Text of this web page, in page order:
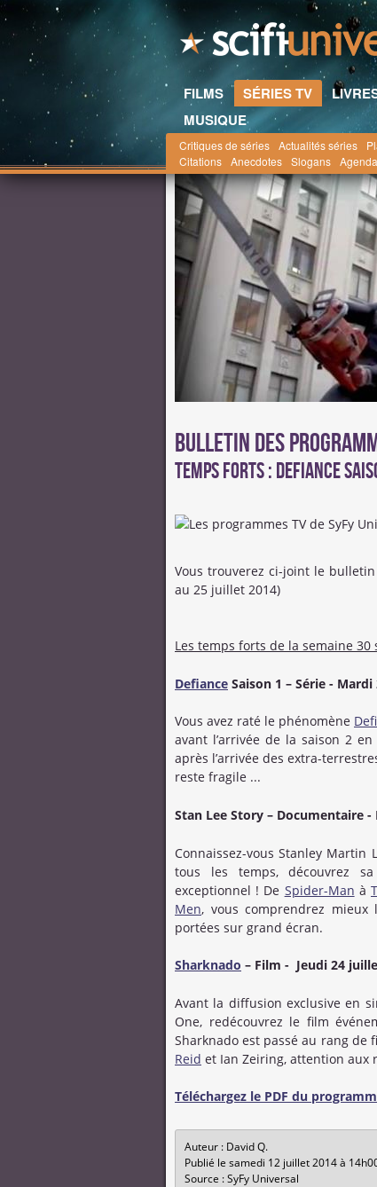
FILMS SÉRIES TV
MUSIQUE
Critiques de séries Actualités séries
Citations Anecdotes Slogans Agenda
Scifi-Universe.com Séries TV Actualités
Bulletin des
Temps forts : Defiance
Vous trouverez ci-joint le
au 25 juillet 2014)
Les temps forts de la semaine 30
Defiance Saison 1 – Série -
Vous avez raté le phénomène
avant l’arrivée de la saison 2
après l’arrivée des extra-
reste fragile ...
Stan Lee Story – Documentaire
Connaissez-vous Stanley Martin
tous les temps, découvrez
exceptionnel ! De Spider-Man à
Men, vous comprendrez mieux
portées sur grand écran.
Sharknado – Film - Jeudi 24
Avant la diffusion exclusive en
One, redécouvrez le film
Sharknado est passé au rang de
Reid et Ian Zeiring, attention aux
Téléchargez le PDF du
Auteur : David Q.
Publié le samedi 12 juillet 2014 à
Source : SyFy Universal